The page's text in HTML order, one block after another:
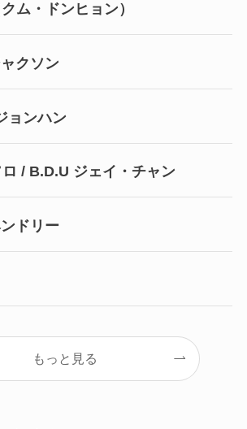
ム・ドンヒョン）
クソン
ョンハン
/ B.D.U ジェイ・チャン
ドリー
もっと見る